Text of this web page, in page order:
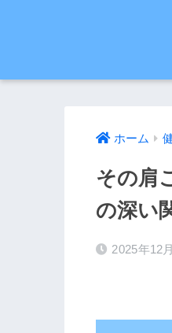
ホーム
その肩
の深い
2025年12